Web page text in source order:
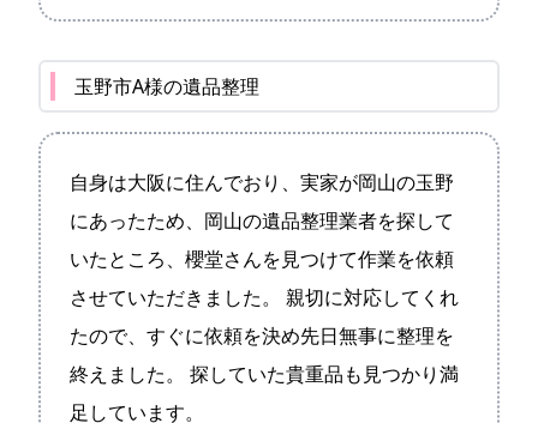
玉野市A様の遺品整理
自身は大阪に住んでおり、実家が岡山の玉野
にあったため、岡山の遺品整理業者を探して
いたところ、櫻堂さんを見つけて作業を依頼
させていただきました。 親切に対応してくれ
たので、すぐに依頼を決め先日無事に整理を
終えました。 探していた貴重品も見つかり満
足しています。